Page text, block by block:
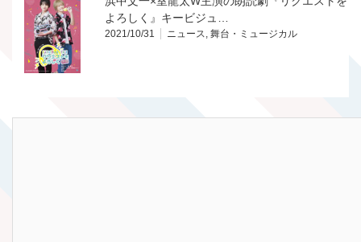
よろしく』キービジュ…
2021/10/31 ニュース, 舞台・ミュージカル